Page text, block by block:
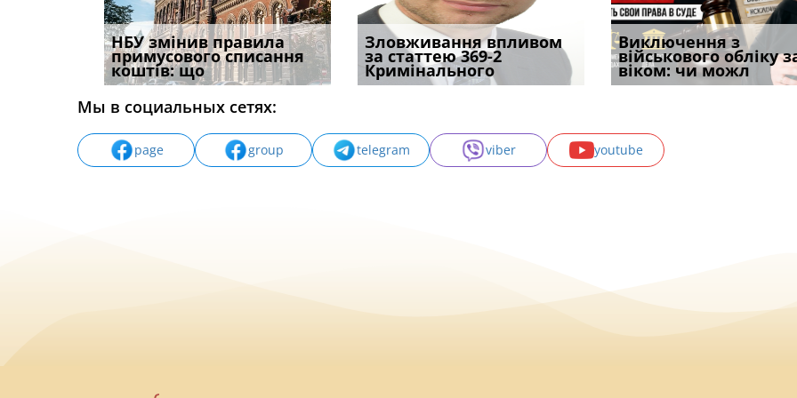
НБУ змінив правила
примусового списання
коштів: що
Якщо суд встановив для
відшкодування шкоди
наявніс
Чоловік помер, але
позика залишилася: як
фраза «на
Водії можуть отримати
компенсацію за
незаконні дії
Зловживання впливом
за статтею 369-2
Кримінального
Переоформлення
відстрочки за іншою
підставою: нов
Особливості захисту у
кримінальному
провадженні: я
Виключення з
військового обліку
віком: чи можл
Восьмий ААС
підтвердив, що
може скас
Мы в социальных сетях:
page group telegram viber youtube